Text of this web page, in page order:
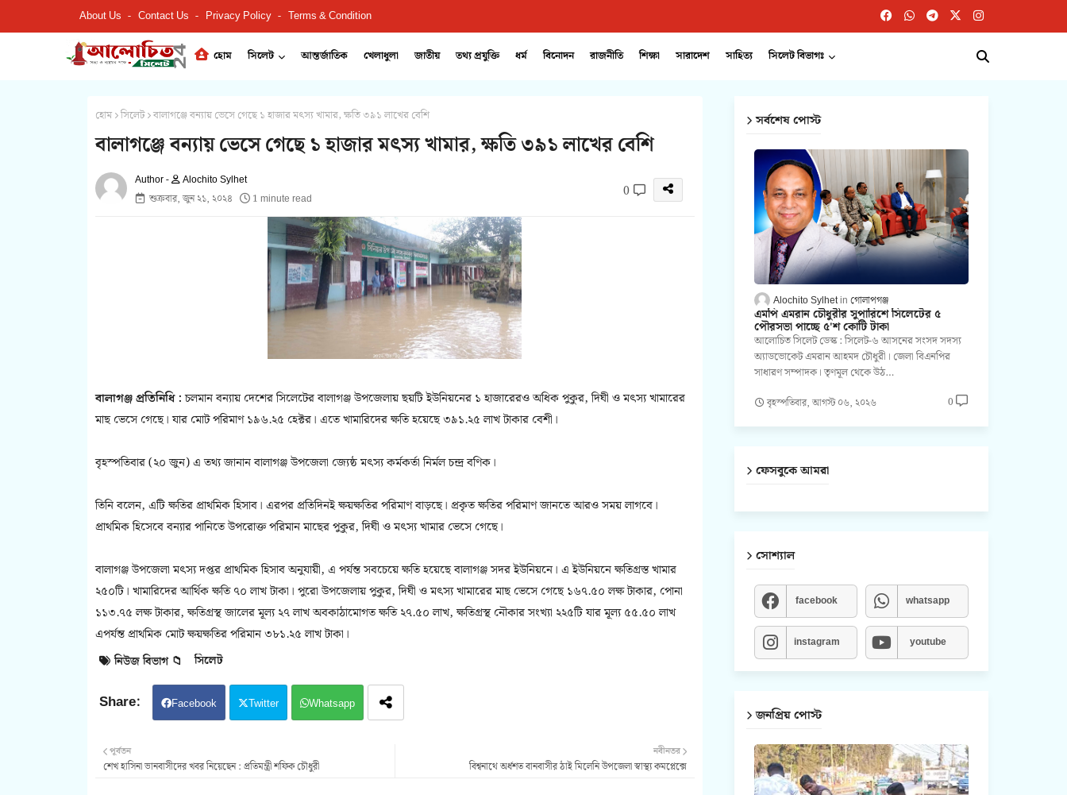
About Us Contact Us Privacy Policy Terms & Condition
হোম সিলেট আন্তর্জাতিক খেলাধুলা জাতীয় তথ্য প্রযুক্তি ধর্ম বিনোদন রাজনীতি শিক্ষা সারাদেশ সাহিত্য সিলেট বিভাগঃ
হোম সিলেট বালাগঞ্জে বন্যায় ভেসে গেছে ১ হাজার মৎস্য খামার, ক্ষতি ৩৯১ লাখের বেশি
বালাগঞ্জে বন্যায় ভেসে গেছে ১ হাজার মৎস্য খামার, ক্ষতি ৩৯১ লাখের বেশি
Alochito Sylhet
শুক্রবার, জুন ২১, ২০২৪
1 minute read 0
বালাগঞ্জ প্রতিনিধি :চলমান বন্যায় দেশের সিলেটের বালাগঞ্জ উপজেলায় ছয়টি ইউনিয়নের ১ হাজারেরও অধিক পুকুর, দিঘী ও মৎস্য খামারের
মাছ ভেসে গেছে। যার মোট পরিমাণ ১৯৬.২৫ হেক্টর। এতে খামারিদের ক্ষতি হয়েছে ৩৯১.২৫ লাখ টাকার বেশী।
বৃহস্পতিবার (২০ জুন) এ তথ্য জানান বালাগঞ্জ উপজেলা জ্যেষ্ঠ মৎস্য কর্মকর্তা নির্মল চন্দ্র বণিক।
তিনি বলেন, এটি ক্ষতির প্রাথমিক হিসাব। এরপর প্রতিদিনই ক্ষয়ক্ষতির পরিমাণ বাড়ছে। প্রকৃত ক্ষতির পরিমাণ জানতে আরও সময় লাগবে।
প্রাথমিক হিসেবে বন্যার পানিতে উপরোক্ত পরিমান মাছের পুকুর, দিঘী ও মৎস্য খামার ভেসে গেছে।
বালাগঞ্জ উপজেলা মৎস্য দপ্তর প্রাথমিক হিসাব অনুযায়ী, এ পর্যন্ত সবচেয়ে ক্ষতি হয়েছে বালাগঞ্জ সদর ইউনিয়নে। এ ইউনিয়নে ক্ষতিগ্রস্ত খামার
২৫০টি। খামারিদের আর্থিক ক্ষতি ৭০ লাখ টাকা। পুরো উপজেলায় পুকুর, দিঘী ও মৎস্য খামারের মাছ ভেসে গেছে ১৬৭.৫০ লক্ষ টাকার, পোনা
১১৩.৭৫ লক্ষ টাকার, ক্ষতিগ্রস্থ জালের মূল্য ২৭ লাখ অবকাঠামোগত ক্ষতি ২৭.৫০ লাখ, ক্ষতিগ্রস্থ নৌকার সংখ্যা ২২৫টি যার মূল্য ৫৫.৫০ লাখ
এপর্যন্ত প্রাথমিক মোট ক্ষয়ক্ষতির পরিমান ৩৮১.২৫ লাখ টাকা।
নিউজ বিভাগ 📁 সিলেট
Facebook Twitter Whatsapp
নবীনতর
বিশ্বনাথে অর্ধশত বানবাসীর ঠাই মিলেনি উপজেলা স্বাস্থ্য কমপ্লেক্সে
পূর্বতন
শেখ হাসিনা ভানবাসীদের খবর নিয়েছেন : প্রতিমন্ত্রী শফিক চৌধুরী
সর্বশেষ পোস্ট
Alochito Sylhet গোলাপগঞ্জ
এমপি এমরান চৌধুরীর সুপারিশে সিলেটের ৫
পৌরসভা পাচ্ছে ৫'শ কোটি টাকা
আলোচিত সিলেট ডেস্ক : সিলেট-৬ আসনের সংসদ সদস্য
অ্যাডভোকেট এমরান আহমদ চৌধুরী। জেলা বিএনপির
সাধারণ সম্পাদক। তৃণমূল থেকে উঠ…
বৃহস্পতিবার, আগস্ট ০৬, ২০২৬ 0
ফেসবুকে আমরা
সোশ্যাল
facebook whatsapp
instagram youtube
জনপ্রিয় পোস্ট